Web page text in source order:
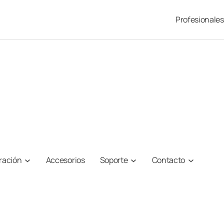
Profesionales
Accesorios Soporte Contacto